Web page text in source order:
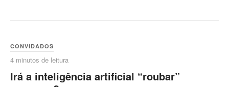
CONVIDADOS
4 minutos de leitura
Irá a inteligência artificial “roubar”